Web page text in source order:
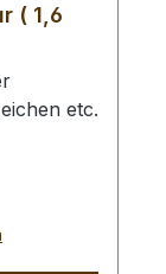
( 1,6
etc.
ist